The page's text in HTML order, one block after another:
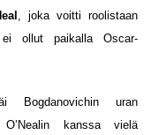
, joka voitti roolistaan
ei ollut paikalla Oscar-
Bogdanovichin uran
kanssa vielä